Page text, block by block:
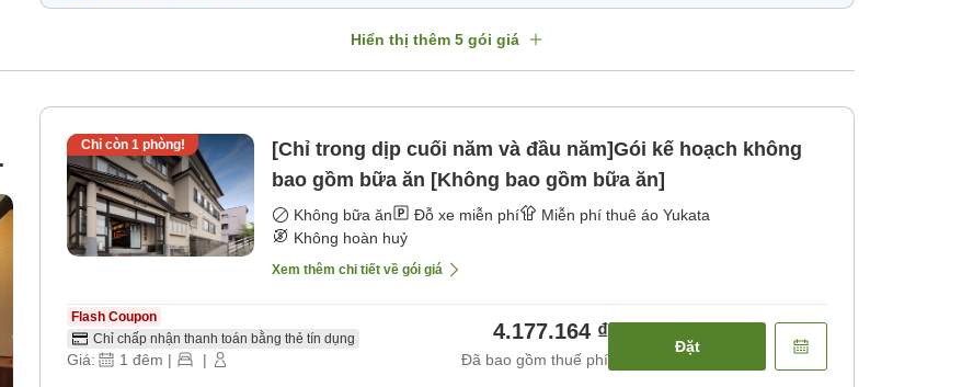
Hiển thị thêm 5 gói giá
Chỉ còn 1phòng!
[Chỉ trong dịp cuối năm và đầu năm]Gói kế hoạch không
bao gồm bữa ăn [Không bao gồm bữa ăn]
Không bữa ăn Đỗ xe miễn phí
Miễn phí thuê áo Yukata
Không hoàn huỷ
Xem thêm chi tiết về gói giá
Flash Coupon
Chỉ chấp nhận thanh toán bằng thẻ tín dụng
Giá: 1 đêm | |
4.177.164 ₫
Đã bao gồm thuế phí
Đặt